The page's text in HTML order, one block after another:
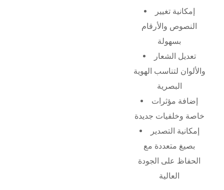
إمكانية تغيير
النصوص والأرقام
بسهولة
تعديل الشعار
والألوان لتناسب الهوية
البصرية
إضافة مؤثرات
خاصة وخلفيات جديدة
إمكانية التصدير
بصيغ متعددة مع
الحفاظ على الجودة
العالية